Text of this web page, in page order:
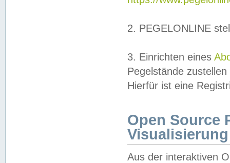
2. PEGELONLINE
3. Einrichten eines
Pegelstände
Hierfür ist eine
Open Source
Visualisierung
Aus der interaktiven